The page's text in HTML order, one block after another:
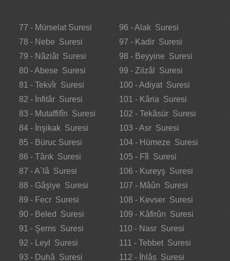
77 - Mürselat Suresi
78 - Nebe Suresi
79 - Nâziât Suresi
80 - Abese Suresi
81 - Tekvîr Suresi
82 - İnfitâr Suresi
83 - Mutaffifîn Suresi
84 - İnşikak Suresi
85 - Büruc Suresi
86 - Târık Suresi
87 - A`lâ Suresi
88 - Gâşiye Suresi
89 - Fecr Suresi
90 - Beled Suresi
91 - Şems Suresi
92 - Leyl Suresi
93 - Duhâ Suresi
96 - Alak Suresi
97 - Kadir Suresi
98 - Beyyine Suresi
99 - Zilzâl Suresi
100 - Adiyat Suresi
101 - Kâria Suresi
102 - Tekâsür Suresi
103 - Asr Suresi
104 - Hümeze Suresi
105 - Fîl Suresi
106 - Kureyş Suresi
107 - Mâûn Suresi
108 - Kevser Suresi
109 - Kâfirûn Suresi
110 - Nasr Suresi
111 - Tebbet Suresi
112 - İhlâs Suresi